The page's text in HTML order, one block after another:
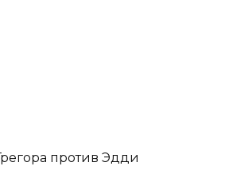
против Эдди